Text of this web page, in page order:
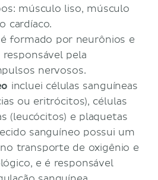
músculo liso, músculo
cardíaco.
é formado por neurônios e
responsável pela
nervosos.
incluei células sanguíneas
ou eritrócitos), células
(leucócitos) e plaquetas
sanguíneo possui um
transporte de oxigênio e
e é responsável